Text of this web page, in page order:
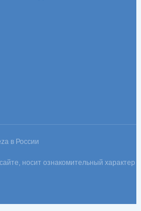
в России
носит ознакомительный характер